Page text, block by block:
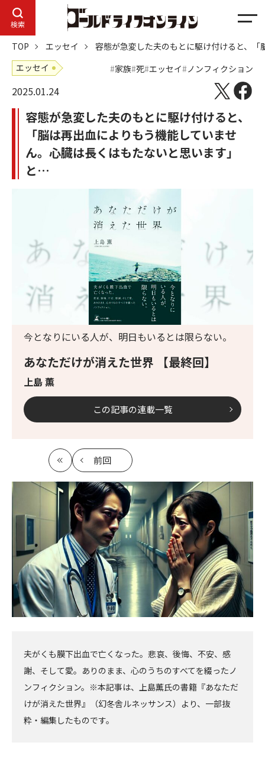
検索
メ
ュ
ー
TOP エッセイ
容態が急変した夫のもとに駆け付けると、
エッセイ
家族 死 エッセイ ノンフィクション
2025.01.24
容態が急変した夫のもとに駆け付けると、
「脳は再出血によりもう機能していませ
ん。心臓は長くはもたないと思います」
と…
あなただけが消えた世界 【最終回】
上島 薫
今となりにいる人が、明日もいるとは限らない。
この記事の連載一覧
最
初
前回
記
事
へ
夫がくも膜下出血で亡くなった。悲哀、後悔、不安、感
謝、そして愛。ありのまま、心のうちのすべてを綴ったノ
ンフィクション。※本記事は、上島薫氏の書籍『あなただ
けが消えた世界』（幻冬舎ルネッサンス）より、一部抜
粋・編集したものです。